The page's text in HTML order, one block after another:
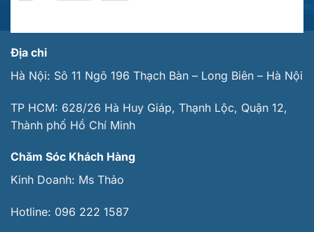
Địa chỉ
Hà Nội: Sô 11 Ngõ 196 Thạch Bàn – Long Biên – Hà Nội
TP HCM: 628/26 Hà Huy Giáp, Thạnh Lộc, Quận 12,
Thành phố Hồ Chí Minh
Chăm Sóc Khách Hàng
Kinh Doanh: Ms Thảo
Hotline: 096 222 1587